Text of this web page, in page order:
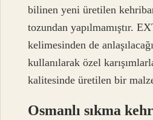
bilinen yeni üretilen
tozundan yapılmamıştır.
kelimesinden de
kullanılarak özel
kalitesinde üretilen bir
Osmanlı sıkma